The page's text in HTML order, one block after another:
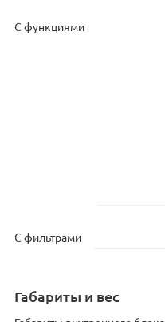
С функциями
С фильтрами
Габариты и вес